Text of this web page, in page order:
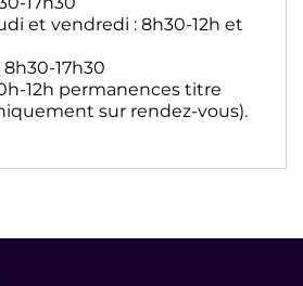
et vendredi : 8h30-12h et
17h30
12h permanences titre
sur rendez-vous).